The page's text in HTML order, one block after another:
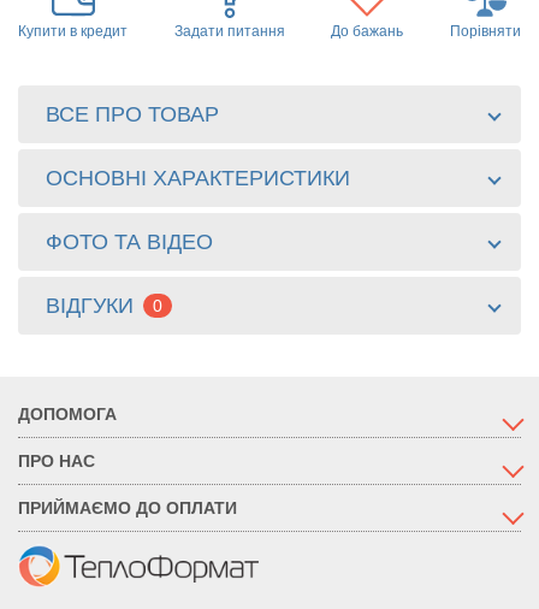
Купити в кредит Задати питання До бажань Порівняти
ВСЕ ПРО ТОВАР
ОСНОВНІ ХАРАКТЕРИСТИКИ
ФОТО ТА ВІДЕО
ВІДГУКИ 0
ДОПОМОГА
ПРО НАС
ПРИЙМАЄМО ДО ОПЛАТИ